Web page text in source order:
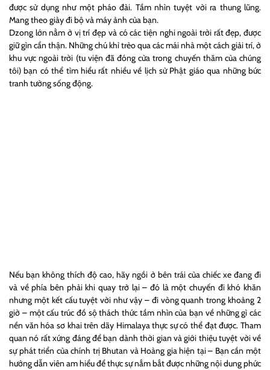
được sử dụng như một pháo đài. Tầm nhìn tuyệt vời ra thung lũng.
Mang theo giày đi bộ và máy ảnh của bạn.
Dzong lớn nằm ở vị trí đẹp và có các tiện nghi ngoài trời rất đẹp, được
giữ gìn cẩn thận. Những chú khỉ trèo qua các mái nhà một cách giải trí, ở
khu vực ngoài trời (tu viện đã đóng cửa trong chuyến thăm của chúng
tôi) bạn có thể tìm hiểu rất nhiều về lịch sử Phật giáo qua những bức
tranh tường sống động.
Nếu bạn không thích độ cao, hãy ngồi ở bên trái của chiếc xe đang đi
và về phía bên phải khi quay trở lại – đó là một chuyến đi khó khăn
nhưng một kết cấu tuyệt vời như vậy – đi vòng quanh trong khoảng 2
giờ – một cấu trúc đồ sộ thách thức tầm nhìn của bạn về những gì các
nền văn hóa sơ khai trên dãy Himalaya thực sự có thể đạt được. Tham
quan nó rất xứng đáng để bạn dành thời gian và giới thiệu tuyệt vời về
sự phát triển của chính trị Bhutan và Hoàng gia hiện tại – Bạn cần một
hướng dẫn viên am hiểu để thực sự nắm bắt được những nội dung phức